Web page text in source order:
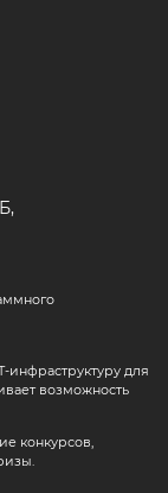
для
возможность
конкурсов,